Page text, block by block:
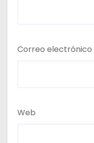
Correo electrónico
Web